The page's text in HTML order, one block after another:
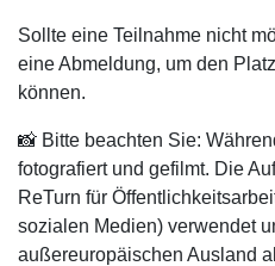
Sollte eine Teilnahme nicht
eine Abmeldung, um den
können.
📸 Bitte beachten Sie:
fotografiert und gefilmt. Die
ReTurn für
sozialen Medien) verwendet
außereuropäischen Ausland